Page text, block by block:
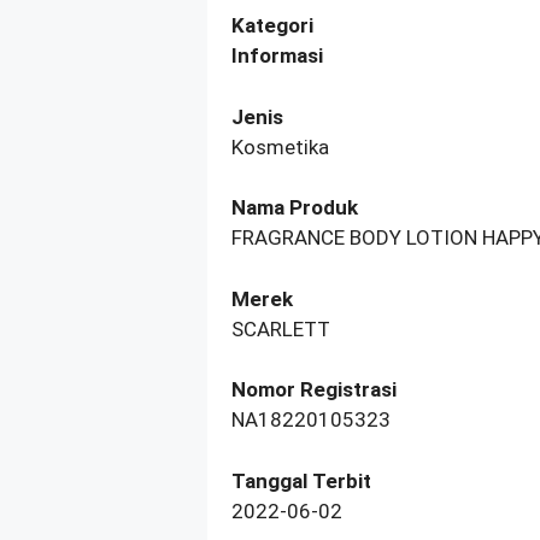
Kategori
Informasi
Jenis
Kosmetika
Nama Produk
FRAGRANCE BODY LOTION
Merek
SCARLETT
Nomor Registrasi
NA18220105323
Tanggal Terbit
2022-06-02